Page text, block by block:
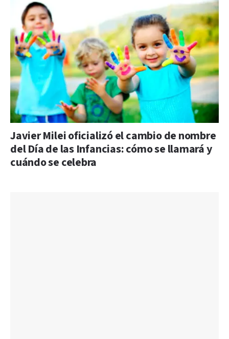
Javier Milei oficializó el cambio de nombre
del Día de las Infancias: cómo se llamará y
cuándo se celebra